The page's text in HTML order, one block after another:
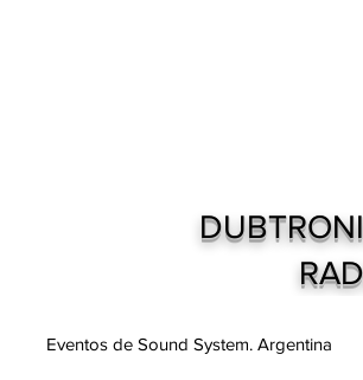
Eventos de Sound System. Argentina